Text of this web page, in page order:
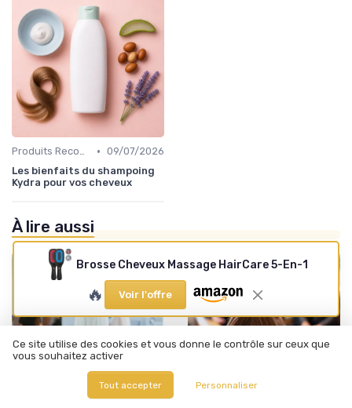
Produits Recommandés • 09/07/2026
Les bienfaits du shampoing
Kydra pour vos cheveux
À lire aussi
Brosse Cheveux Massage HairCare 5-En-1
🔥 Voir l'offre
Ce site utilise des cookies et vous donne le contrôle sur ceux que
vous souhaitez activer
Tout accepter Personnaliser